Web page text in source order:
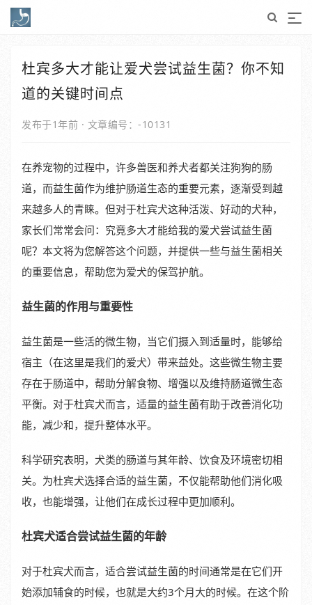
杜宾多大才能让爱犬尝试益生菌？你不知
道的关键时间点
发布于1年前 · 文章编号：-10131
在养宠物的过程中，许多兽医和养犬者都关注狗狗的肠
道，而益生菌作为维护肠道生态的重要元素，逐渐受到越
来越多人的青睐。但对于杜宾犬这种活泼、好动的犬种，
家长们常常会问：究竟多大才能给我的爱犬尝试益生菌
呢？本文将为您解答这个问题，并提供一些与益生菌相关
的重要信息，帮助您为爱犬的保驾护航。
益生菌的作用与重要性
益生菌是一些活的微生物，当它们摄入到适量时，能够给
宿主（在这里是我们的爱犬）带来益处。这些微生物主要
存在于肠道中，帮助分解食物、增强以及维持肠道微生态
平衡。对于杜宾犬而言，适量的益生菌有助于改善消化功
能，减少和，提升整体水平。
科学研究表明，犬类的肠道与其年龄、饮食及环境密切相
关。为杜宾犬选择合适的益生菌，不仅能帮助他们消化吸
收，也能增强，让他们在成长过程中更加顺利。
杜宾犬适合尝试益生菌的年龄
对于杜宾犬而言，适合尝试益生菌的时间通常是在它们开
始添加辅食的时候，也就是大约3个月大的时候。在这个阶